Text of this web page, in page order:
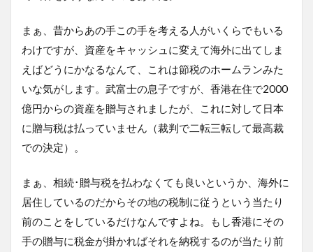
まぁ、昔からあの手この手を考える人がいくらでもいる
わけですが、資産をキャッシュに変えて海外に出てしま
えばどうにかなるなんて、これは節税のホームランみた
いな気がします。武富士の息子ですが、香港在住で2000
億円からの資産を贈与されましたが、これに対して日本
に贈与税は払っていません（裁判で二転三転して最高裁
での決定）。
まぁ、相続･贈与税を払わなくても良いというか、海外に
居住しているのだからその地の税制に従うという当たり
前のことをしているだけなんですよね。もし香港にその
手の贈与に税金が掛かればそれを納税するのが当たり前